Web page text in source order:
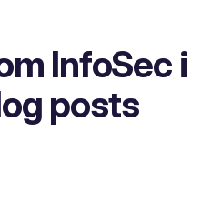
InfoSec i
posts